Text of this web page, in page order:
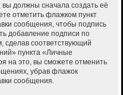
должны сначала создать её
отметить флажком пункт
сообщения, чтобы подпись
добавление подписи по
соответствующий
пункта «Личные
на это, вы сможете отменить
убрав флажок
сообщения.